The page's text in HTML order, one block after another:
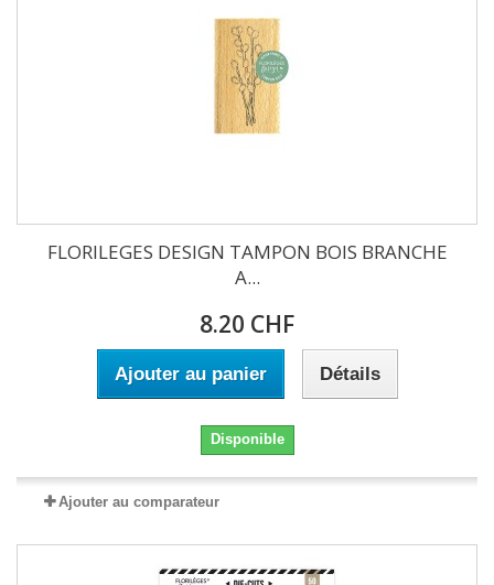
FLORILEGES DESIGN TAMPON BOIS BRANCHE
A...
8.20 CHF
Ajouter au panier Détails
Disponible
Ajouter au comparateur